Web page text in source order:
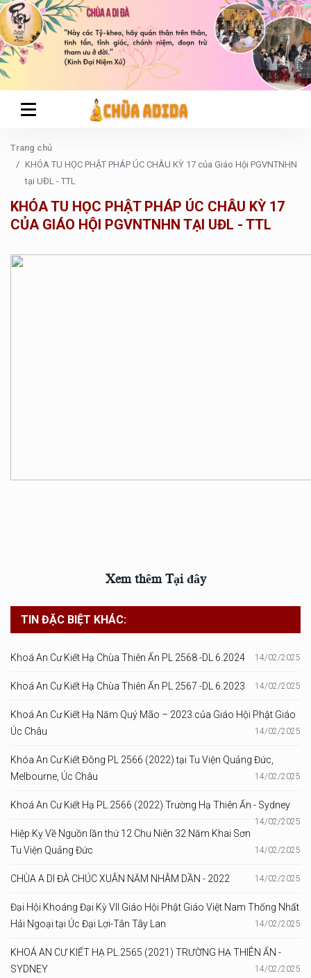
Trang chủ
KHÓA TU HỌC PHẬT PHÁP ÚC CHÂU KỲ 17 của Giáo Hội PGVNTNHN
tại UĐL - TTL
KHÓA TU HỌC PHẬT PHÁP ÚC CHÂU KỲ 17
CỦA GIÁO HỘI PGVNTNHN TẠI UĐL - TTL
Xem thêm Tại đây
TIN ĐẶC BIỆT KHÁC:
Khoá An Cư Kiết Hạ Chùa Thiên Ấn PL 2568 -DL 6.2024 14/02/2025
Khoá An Cư Kiết Hạ Chùa Thiên Ấn PL 2567 -DL 6.2023 14/02/2025
Khoá An Cư Kiết Hạ Năm Quý Mão – 2023 của Giáo Hội Phật Giáo
Úc Châu
14/02/2025
Khóa An Cư Kiết Đông PL 2566 (2022) tại Tu Viện Quảng Đức,
Melbourne, Úc Châu
14/02/2025
Khoá An Cư Kiết Hạ PL.2566 (2022) Trường Hạ Thiên Ấn - Sydney
14/02/2025
Hiệp Kỵ Về Nguồn lần thứ 12 Chu Niên 32 Năm Khai Sơn
Tu Viện Quảng Đức
14/02/2025
CHÙA A DI ĐÀ CHÚC XUÂN NĂM NHÂM DẦN - 2022 14/02/2025
Đại Hội Khoáng Đại Kỳ VII Giáo Hội Phật Giáo Việt Nam Thống Nhất
Hải Ngoại tại Úc Đại Lợi-Tân Tây Lan
14/02/2025
KHOÁ AN CƯ KIẾT HẠ PL.2565 (2021) TRƯỜNG HẠ THIÊN ẤN -
SYDNEY
14/02/2025